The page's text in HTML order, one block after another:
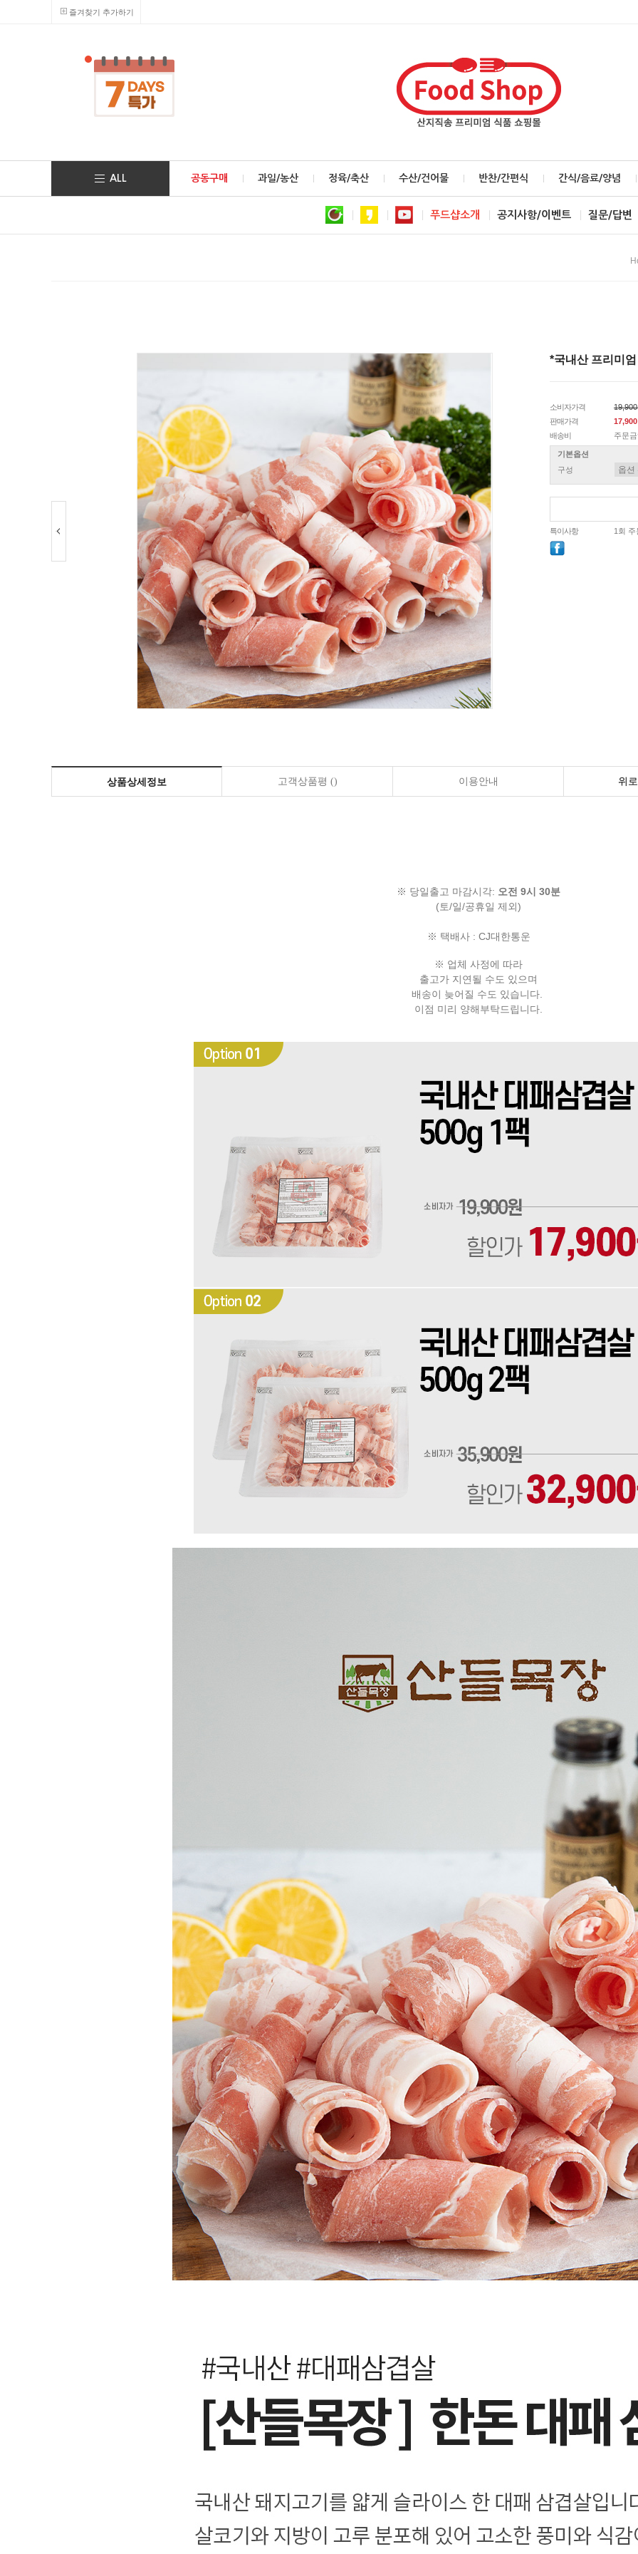
즐겨찾기 추가하기
ALL 공동구매 과일/농산 정육/축산 수산/건어물 반찬/간편식 간식/음료/양념
푸드샵소개 공지사항/이벤트 질문/답변
*국내산 프리미
소비자가격
판매가격
배송비
주문
기본옵션
구성
특이사항 1회
상품상세정보 고객상품평 () 이용안내 위
※ 당일출고 마감시각: 오전 9시 30분
(토/일/공휴일 제외)
※ 택배사 : CJ대한통운
※ 업체 사정에 따라
출고가 지연될 수도 있으며
배송이 늦어질 수도 있습니다.
이점 미리 양해부탁드립니다.